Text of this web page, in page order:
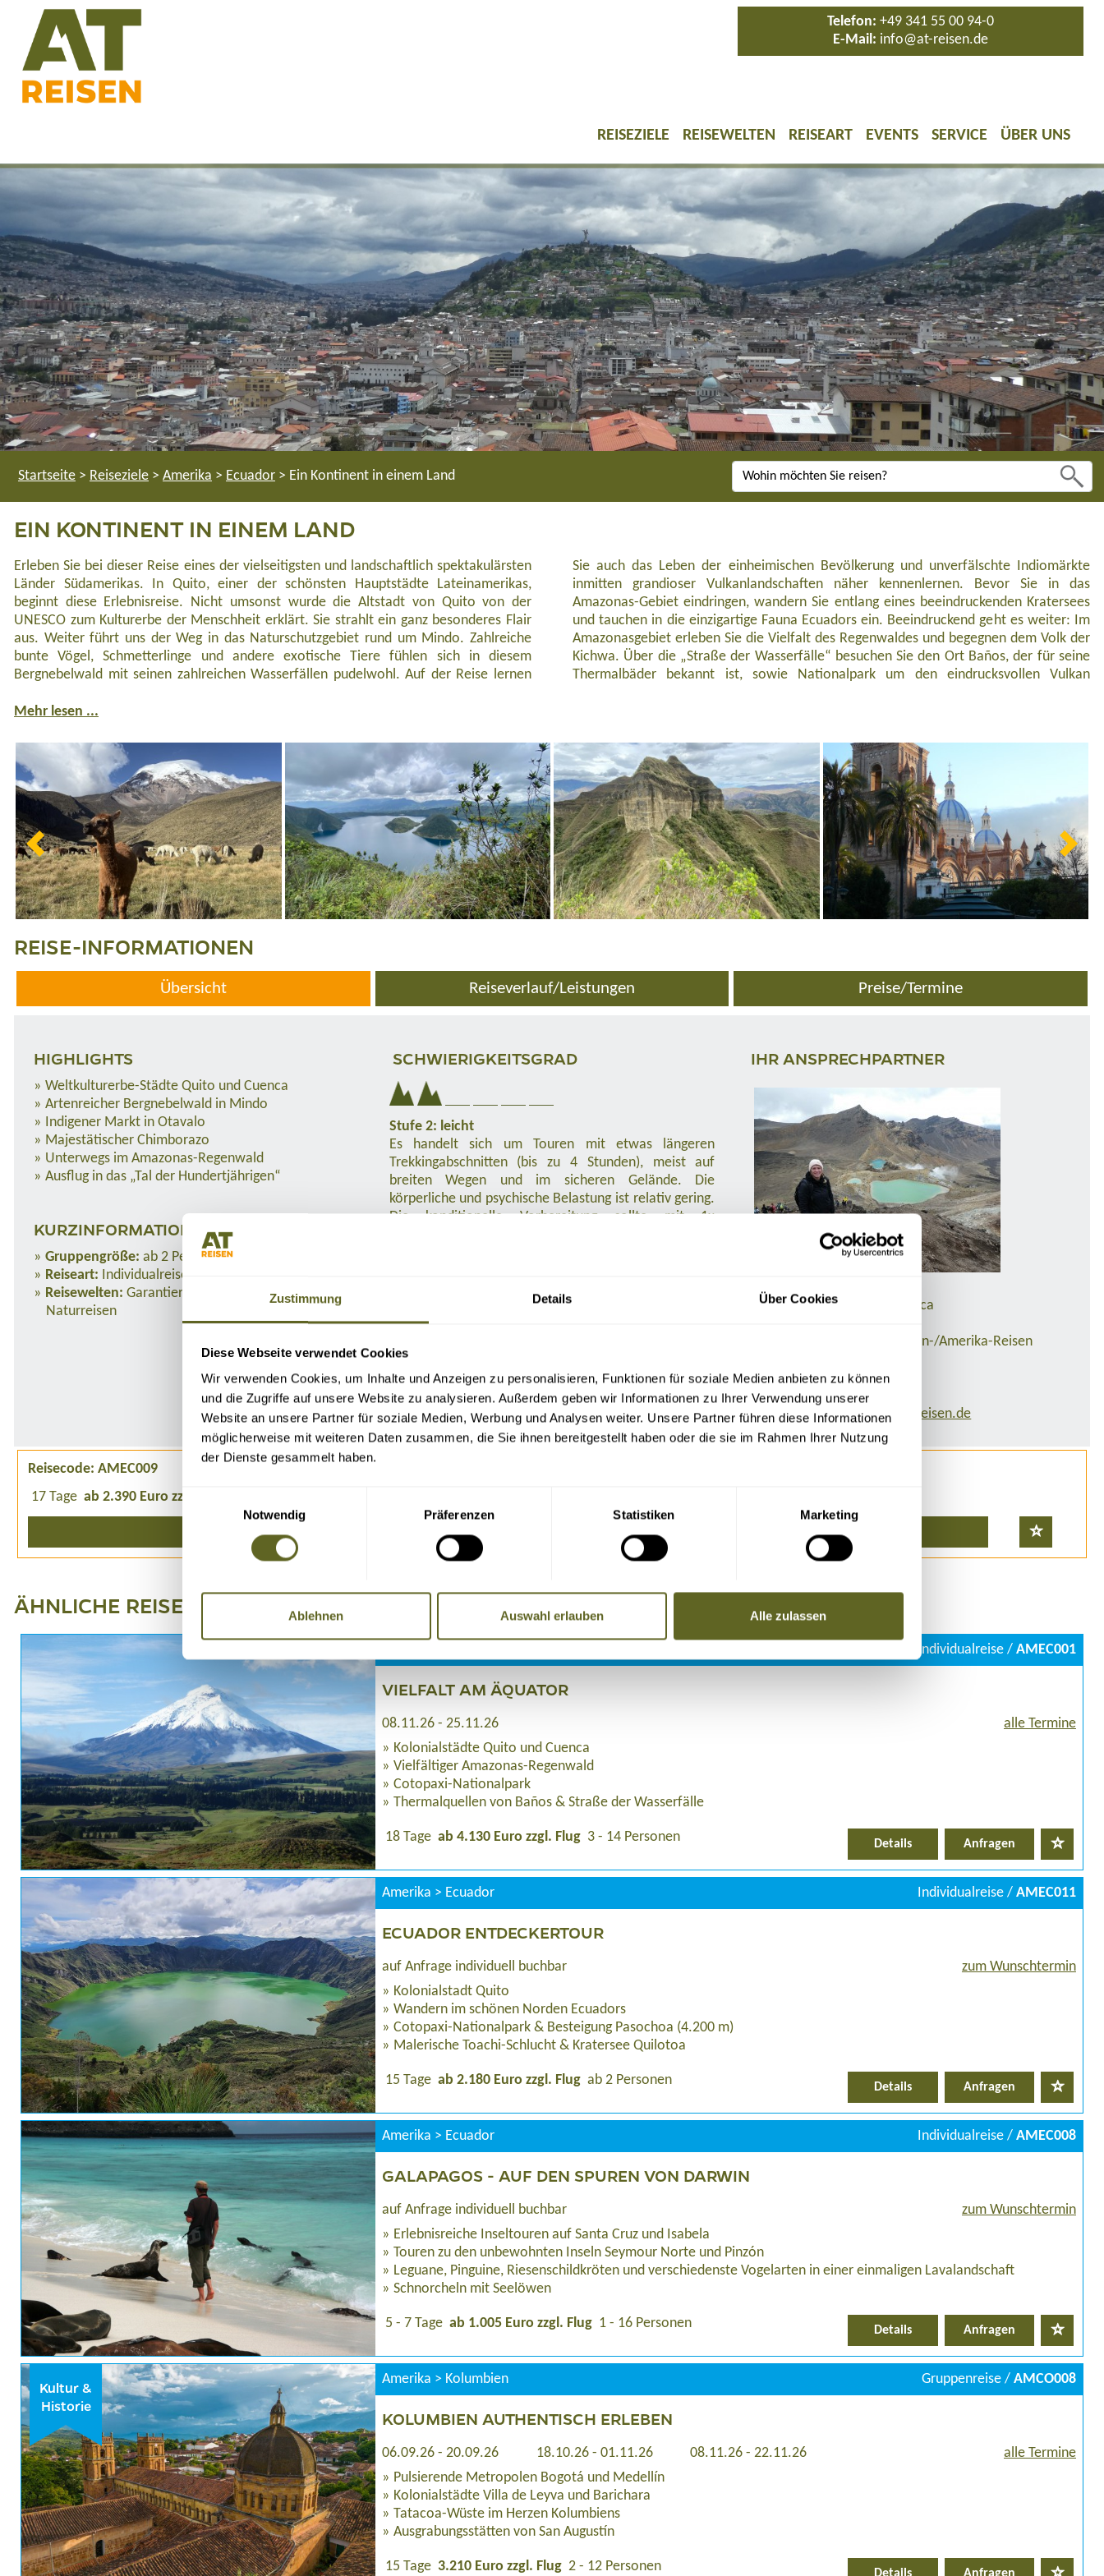
Zustimmung Details Über Cookies
Diese Webseite verwendet Cookies
Wir verwenden Cookies, um Inhalte und Anzeigen zu personalisieren, Funktionen für soziale Medien anbieten zu können
und die Zugriffe auf unsere Website zu analysieren. Außerdem geben wir Informationen zu Ihrer Verwendung unserer
Website an unsere Partner für soziale Medien, Werbung und Analysen weiter. Unsere Partner führen diese Informationen
möglicherweise mit weiteren Daten zusammen, die Sie ihnen bereitgestellt haben oder die sie im Rahmen Ihrer Nutzung
der Dienste gesammelt haben.
Einwilligungsauswahl
Notwendig
Präferenzen Statistiken Marketing
Ablehnen Auswahl erlauben Alle zulassen
Telefon: +49 341 55 00 94-0
E-Mail: info@at-reisen.de
REISEZIELE REISEWELTEN REISEART EVENTS SERVICE ÜBER UNS
Startseite > Reiseziele > Amerika > Ecuador > Ein Kontinent in einem Land
EIN KONTINENT IN EINEM LAND
Erleben Sie bei dieser Reise eines der vielseitigsten und landschaftlich spektakulärsten
Länder Südamerikas. In Quito, einer der schönsten Hauptstädte Lateinamerikas,
beginnt diese Erlebnisreise. Nicht umsonst wurde die Altstadt von Quito von der
UNESCO zum Kulturerbe der Menschheit erklärt. Sie strahlt ein ganz besonderes Flair
aus. Weiter führt uns der Weg in das Naturschutzgebiet rund um Mindo. Zahlreiche
bunte Vögel, Schmetterlinge und andere exotische Tiere fühlen sich in diesem
Bergnebelwald mit seinen zahlreichen Wasserfällen pudelwohl. Auf der Reise lernen
Sie auch das Leben der einheimischen Bevölkerung und unverfälschte Indiomärkte
inmitten grandioser Vulkanlandschaften näher kennenlernen. Bevor Sie in das
Amazonas-Gebiet eindringen, wandern Sie entlang eines beeindruckenden Kratersees
und tauchen in die einzigartige Fauna Ecuadors ein. Beeindruckend geht es weiter: Im
Amazonasgebiet erleben Sie die Vielfalt des Regenwaldes und begegnen dem Volk der
Kichwa. Über die „Straße der Wasserfälle“ besuchen Sie den Ort Baños, der für seine
Thermalbäder bekannt ist, sowie Nationalpark um den eindrucksvollen Vulkan
Chimborazo, dem höchsten Vulkan Ecuadors. Nach einem Besuch in der schönen
Kolonialstadt Cuenca geht es gen Süden, in das „Tal der Hundertjährigen“, wo Sie auf
die Frage, wieso die Menschen an diesem Ort so alt werden, nach einer Antwort
suchen. Der schöne Podocarpus-Nationalpark wird Sie in seinen Bann ziehen. Zu guter
Letzt fahren Sie, mit einem Stopp im Cajas-Nationalpark im Hochland von Ecuador, in
die größte Stadt Ecuadors, nach Guayaquil. Von dort aus treten Sie Ihre Heimreise an
oder reisen als Verlängerungsprogramm weiter auf die Galapagos-Inseln oder an die
Mehr lesen ...
REISE-INFORMATIONEN
Übersicht Reiseverlauf/Leistungen Preise/Termine
HIGHLIGHTS
Weltkulturerbe-Städte Quito und Cuenca
Artenreicher Bergnebelwald in Mindo
Indigener Markt in Otavalo
Majestätischer Chimborazo
Unterwegs im Amazonas-Regenwald
Ausflug in das „Tal der Hundertjährigen“
KURZINFORMATIONEN
Gruppengröße: ab 2 Personen
Reiseart: Individualreise
Reisewelten: Garantierte Reisen, Kulturreisen,
Naturreisen
SCHWIERIGKEITSGRAD
Stufe 2: leicht
Es handelt sich um Touren mit etwas längeren
Trekkingabschnitten (bis zu 4 Stunden), meist auf
breiten Wegen und im sicheren Gelände. Die
körperliche und psychische Belastung ist relativ gering.
Die konditionelle Vorbereitung sollte mit 1x
IHR ANSPRECHPARTNER
Anja Göppner
Sales Managerin Asia/America
Ihr Ansprechpartner für Asien-/Amerika-Reisen
Tel:0341/55 00 94-30
E-Mail:anja.goeppner@at-reisen.de
Reisecode: AMEC009
17 Tage ab 2.390 Euro zzgl. Flug
Detailprogramm 2026 Anfragen
ÄHNLICHE REISEN, VERLÄNGERUNGEN & ZUSATZPROGRAMME
Gruppenreise, Individualreise / AMEC001
VIELFALT AM ÄQUATOR
08.11.26 - 25.11.26
alle Termine
Kolonialstädte Quito und Cuenca
Vielfältiger Amazonas-Regenwald
Cotopaxi-Nationalpark
Thermalquellen von Baños & Straße der Wasserfälle
18 Tage ab 4.130 Euro zzgl. Flug 3 - 14 Personen Details Anfragen
Amerika > Ecuador Individualreise / AMEC011
ECUADOR ENTDECKERTOUR
auf Anfrage individuell buchbar
zum Wunschtermin
Kolonialstadt Quito
Wandern im schönen Norden Ecuadors
Cotopaxi-Nationalpark & Besteigung Pasochoa (4.200 m)
Malerische Toachi-Schlucht & Kratersee Quilotoa
15 Tage ab 2.180 Euro zzgl. Flug ab 2 Personen Details Anfragen
Amerika > Ecuador Individualreise / AMEC008
GALAPAGOS - AUF DEN SPUREN VON DARWIN
auf Anfrage individuell buchbar
zum Wunschtermin
Erlebnisreiche Inseltouren auf Santa Cruz und Isabela
Touren zu den unbewohnten Inseln Seymour Norte und Pinzón
Leguane, Pinguine, Riesenschildkröten und verschiedenste Vogelarten in einer einmaligen Lavalandschaft
Schnorcheln mit Seelöwen
5 - 7 Tage ab 1.005 Euro zzgl. Flug 1 - 16 Personen Details Anfragen
Kultur &
Historie
Amerika > Kolumbien Gruppenreise / AMCO008
KOLUMBIEN AUTHENTISCH ERLEBEN
06.09.26 - 20.09.26 18.10.26 - 01.11.26 08.11.26 - 22.11.26
alle Termine
Pulsierende Metropolen Bogotá und Medellín
Kolonialstädte Villa de Leyva und Barichara
Tatacoa-Wüste im Herzen Kolumbiens
Ausgrabungsstätten von San Augustín
15 Tage 3.210 Euro zzgl. Flug 2 - 12 Personen